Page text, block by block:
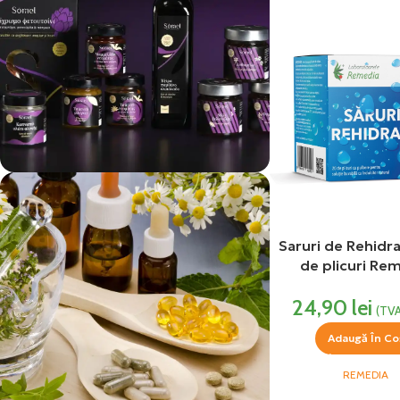
vezi si...
Produse Alimentare
Saruri de
de plicuri
24,90 lei
Adaugă În
REMEDIA